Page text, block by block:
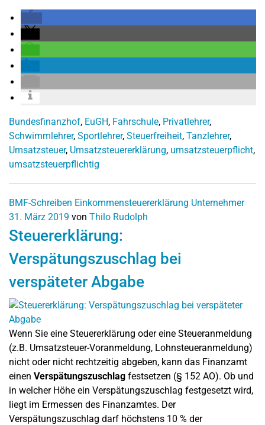
Bundesfinanzhof, EuGH, Fahrschule, Privatlehrer,
Schwimmlehrer, Sportlehrer, Steuerfreiheit, Tanzlehrer,
Umsatzsteuer, Umsatzsteuererklärung, umsatzsteuerpflicht,
umsatzsteuerpflichtig
BMF-Schreiben Einkommensteuererklärung Unternehmer
31. März 2019 von Thilo Rudolph
Steuererklärung:
Verspätungszuschlag bei
verspäteter Abgabe
Wenn Sie eine Steuererklärung oder eine Steueranmeldung
(z.B. Umsatzsteuer-Voranmeldung, Lohnsteueranmeldung)
nicht oder nicht rechtzeitig abgeben, kann das Finanzamt
einen Verspätungszuschlag festsetzen (§ 152 AO). Ob und
in welcher Höhe ein Verspätungszuschlag festgesetzt wird,
liegt im Ermessen des Finanzamtes. Der
Verspätungszuschlag darf höchstens 10 % der